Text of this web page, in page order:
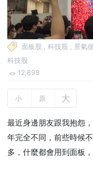
面板股 , 科技股 , 景氣
科技股
12,898
小 原 大
最近身邊朋友跟我抱怨
年完全不同，前些時候
多，什麼都會用到面板